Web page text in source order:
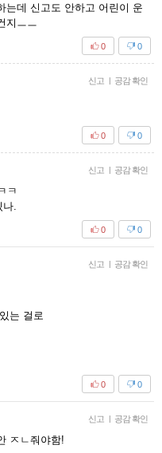
는데 신고도 안하고 어린이 운
지ㅡㅡ
0
0
신고 | 공감 확인
0
0
신고 | 공감 확인
ㅋ
나.
0
0
신고 | 공감 확인
는 걸로
0
0
신고 | 공감 확인
ㅈㄴ줘야함!